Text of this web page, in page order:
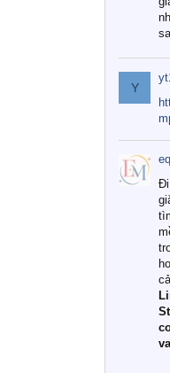
Y
Đi